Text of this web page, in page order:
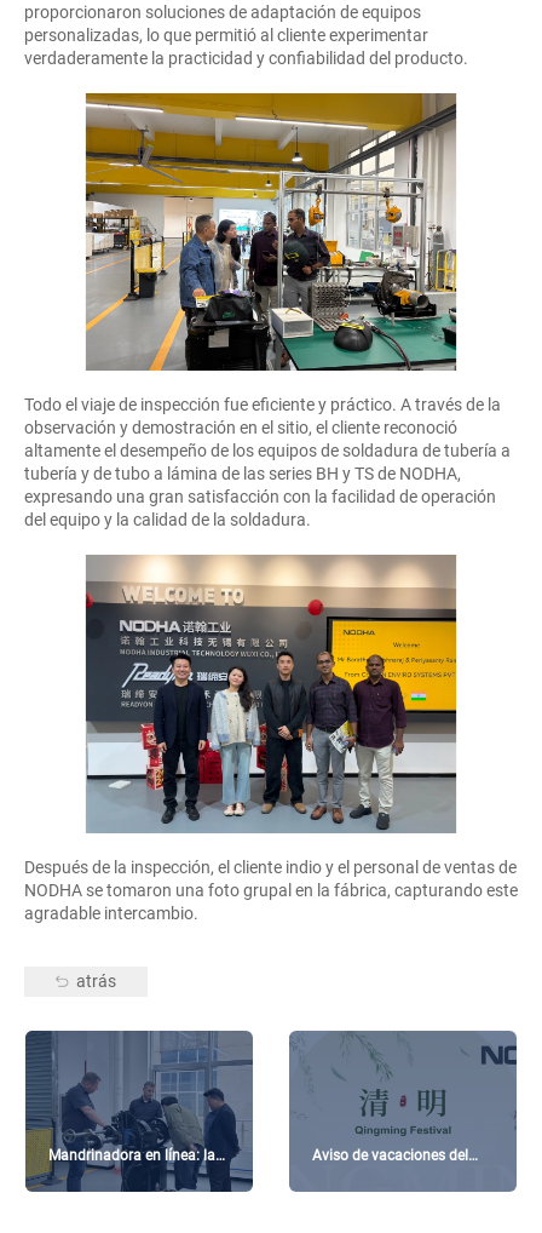
proporcionaron soluciones de adaptación de equipos
personalizadas, lo que permitió al cliente experimentar
verdaderamente la practicidad y confiabilidad del producto.
Todo el viaje de inspección fue eficiente y práctico. A través de la
observación y demostración en el sitio, el cliente reconoció
altamente el desempeño de los equipos de soldadura de tubería a
tubería y de tubo a lámina de las series BH y TS de NODHA,
expresando una gran satisfacción con la facilidad de operación
del equipo y la calidad de la soldadura.
Después de la inspección, el cliente indio y el personal de ventas de
NODHA se tomaron una foto grupal en la fábrica, capturando este
agradable intercambio.
atrás
Mandrinadora en línea: la
mejor opción para los
Aviso de vacaciones del